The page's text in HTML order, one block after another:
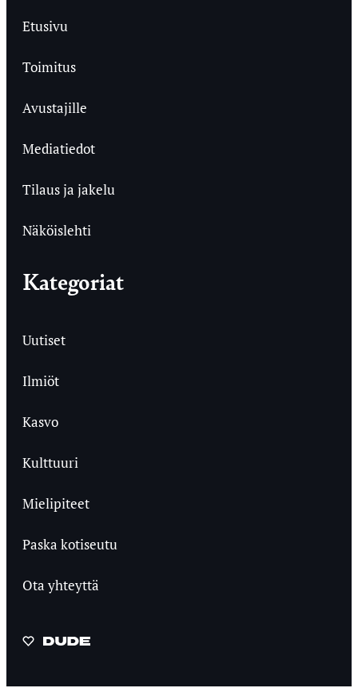
Etusivu
Toimitus
Avustajille
Mediatiedot
Tilaus ja jakelu
Näköislehti
Kategoriat
Uutiset
Ilmiöt
Kasvo
Kulttuuri
Mielipiteet
Paska kotiseutu
Ota yhteyttä